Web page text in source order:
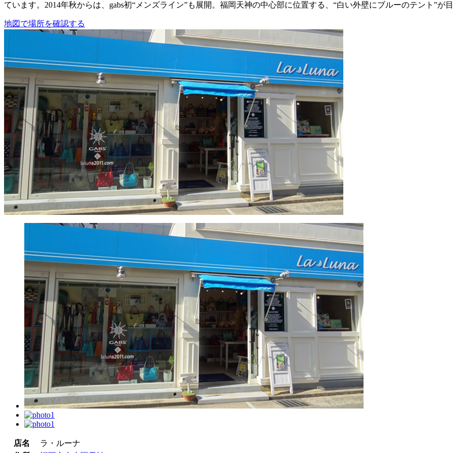
ています。2014年秋からは、gabs初“メンズライン”も展開。福岡天神の中心部に位置する、“白い外壁にブルーのテント”が
地図で場所を確認する
店名
ラ・ルーナ